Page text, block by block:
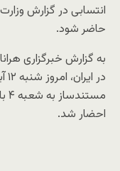
حاضر شود.
به گزارش خبرگزاری
احضار شد.